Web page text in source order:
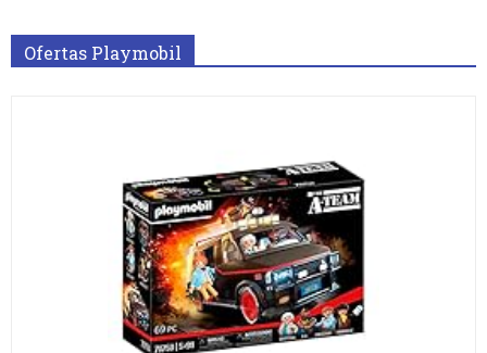
Ofertas Playmobil